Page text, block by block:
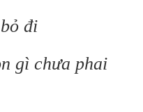
đi
gì chưa phai